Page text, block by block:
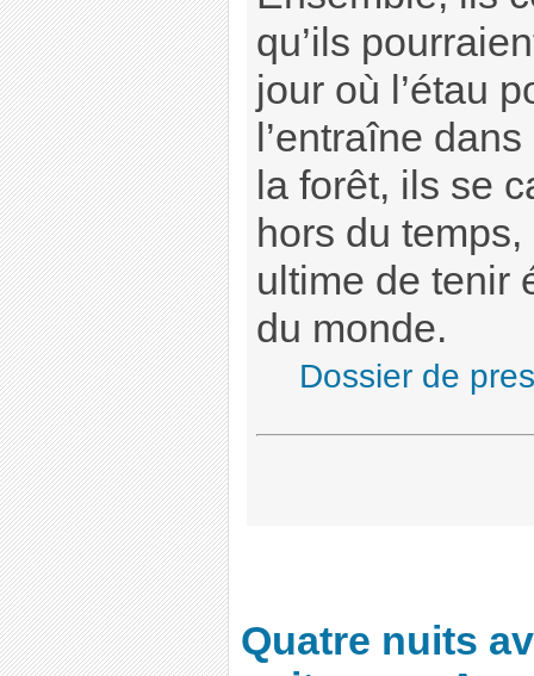
qu’ils
jour où l’étau
l’entraîne
la forêt, ils se
hors du
ultime de tenir
du monde.
Dossier de
Quatre nuits